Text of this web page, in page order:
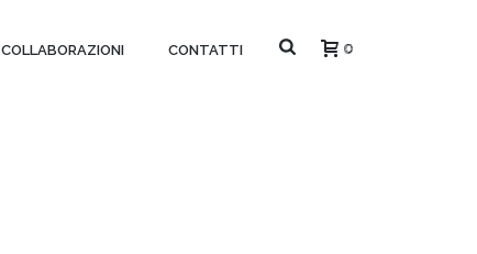
COLLABORAZIONI CONTATTI 0